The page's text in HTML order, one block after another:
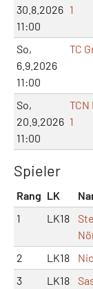
30.8.2026
11:00
1
So,
6.9.2026
11:00
TC
So,
20.9.2026
11:00
1
Spieler
Rang LK
1
LK18
2 LK18
3
LK18